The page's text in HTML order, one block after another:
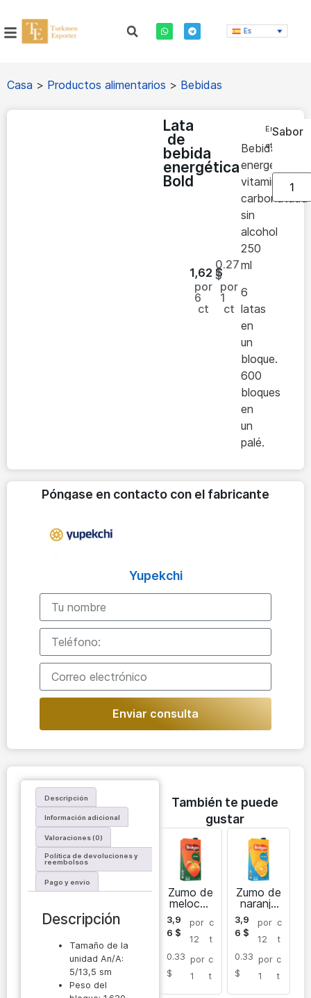
Es
Casa > Productos alimentarios > Bebidas
Lata
de
bebida
energética
Bold
1,62 $
por
6
ct
0.27
$
por
1
ct
Bebida
energética
vitaminada
carbonatada
sin
alcohol
250
ml
6
latas
en
un
bloque.
600
bloques
en
un
palé.
En
stock
Sabor
Póngase en contacto con el fabricante
Yupekchi
Enviar consulta
Descripción
Información adicional
Valoraciones (0)
Política de devoluciones y
reembolsos
Pago y envío
Descripción
Tamaño de la
unidad An/A:
5/13,5 sm
Peso del
También te puede
gustar
Zumo de
melocot
Yedigen
3,9
6 $
por
12
c
t
0.33
$
por
1
c
t
Zumo de
naranja
Yedigen
3,9
6 $
por
12
c
t
0.33
$
por
1
c
t